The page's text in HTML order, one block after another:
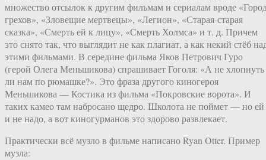
множество отсылок к другим фильмам и сериалам вроде
грехов», «Зловещие мертвецы», «Легион», «Старая-старая
сказка», «Смерть ей к лицу», «Смерть Холмса» и т. д. Причем
это снято так, что выглядит не как плагиат, а как некий стёб
этими фильмами. В середине фильма Яков Петрович Гуро
(герой Олега Меньшикова) спрашивает Гоголя: «А не хлопнуть
ли нам по рюмашке?». Это фраза другого киногероя
Меньшикова — Костика из фильма «Покровские ворота». И
таких камео там набросано щедро. Школота не поймет — но ей
и не надо, а вот киногурманов это здорово развлекает.
Практически всё музло в фильме написано Ryan Otter. Пример
музла: